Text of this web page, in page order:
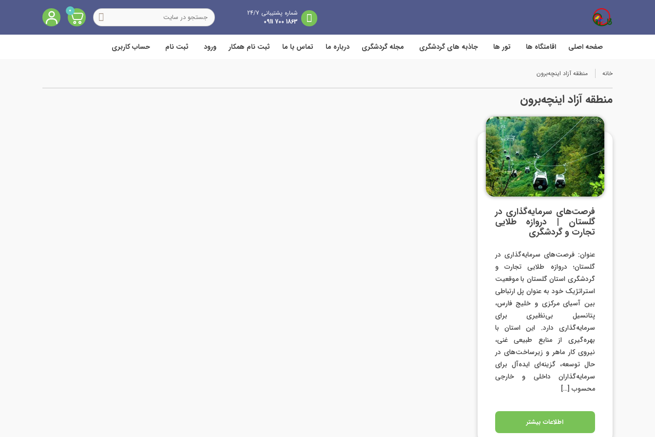
شماره پشتیبانی 24/7
1863 700 0911
0
صفحه اصلی اقامتگاه ها تور ها جاذبه های گردشگری مجله گردشگری درباره ما تماس با ما ثبت نام همکار ورود ثبت نام حساب کاربری
خانه منطقه آزاد اینچه‌برون
منطقه آزاد اینچه‌برون
فرصت‌های سرمایه‌گذاری در
گلستان | دروازه طلایی
تجارت و گردشگری
عنوان: فرصت‌های سرمایه‌گذاری در
گلستان؛ دروازه طلایی تجارت و
گردشگری استان گلستان با موقعیت
استراتژیک خود به عنوان پل ارتباطی
بین آسیای مرکزی و خلیج فارس،
پتانسیل بی‌نظیری برای
سرمایه‌گذاری دارد. این استان با
بهره‌گیری از منابع طبیعی غنی،
نیروی کار ماهر و زیرساخت‌های در
حال توسعه، گزینه‌ای ایده‌آل برای
سرمایه‌گذاران داخلی و خارجی
محسوب […]
اطلاعات بیشتر